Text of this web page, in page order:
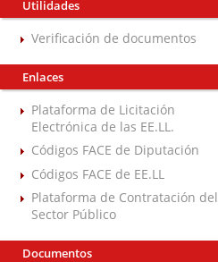
Utilidades
Verificación de documentos
Enlaces
Plataforma de Licitación
Electrónica de las EE.LL.
Códigos FACE de Diputación
Códigos FACE de EE.LL
Plataforma de Contratación del
Sector Público
Documentos